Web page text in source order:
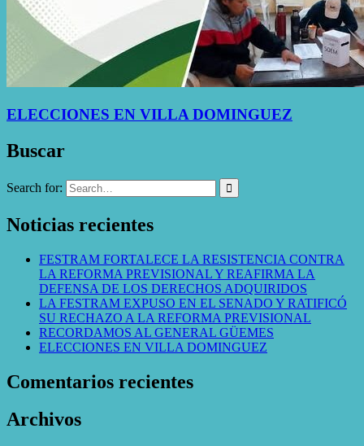
ELECCIONES EN VILLA DOMINGUEZ
Buscar
Search for:
Noticias recientes
FESTRAM FORTALECE LA RESISTENCIA CONTRA
LA REFORMA PREVISIONAL Y REAFIRMA LA
DEFENSA DE LOS DERECHOS ADQUIRIDOS
LA FESTRAM EXPUSO EN EL SENADO Y RATIFICÓ
SU RECHAZO A LA REFORMA PREVISIONAL
RECORDAMOS AL GENERAL GÜEMES
ELECCIONES EN VILLA DOMINGUEZ
Comentarios recientes
Archivos